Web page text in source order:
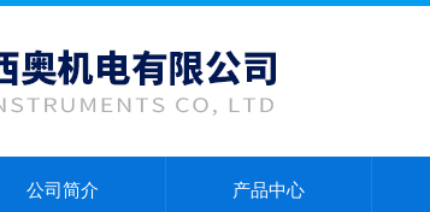
公司简介 产品中心